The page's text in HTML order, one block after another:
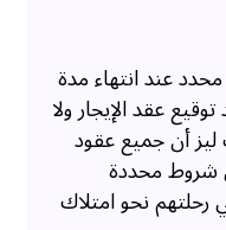
عند انتهاء مدة
عقد الإيجار ولا
أن جميع عقود
شروط محددة
رحلتهم نحو امتلاك